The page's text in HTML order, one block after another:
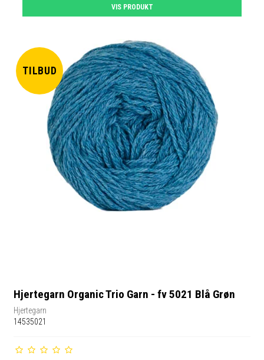
VIS PRODUKT
TILBUD
Hjertegarn Organic Trio Garn - fv 5021 Blå Grøn
Hjertegarn
14535021